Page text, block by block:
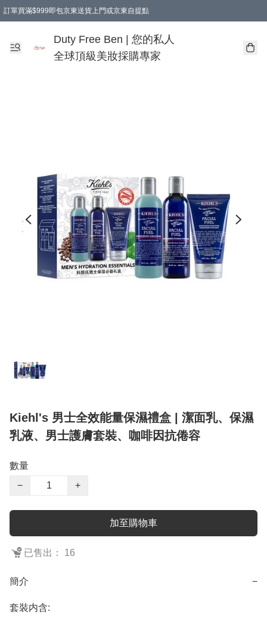
訂單買滿$999即包京東送貨上門或京東自提點
Duty Free Ben | 您的私人
全球頂級美妝採購專家
Kiehl's 男士全效能量保濕禮盒 | 潔面乳、保濕
乳液、男士護膚套裝、咖啡因抗倦容
數量
−
+
加至購物車
已售出： 16
簡介 −
套裝内含: